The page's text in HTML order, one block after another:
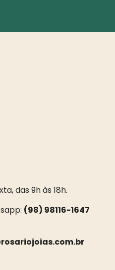
das 9h às 18h.
(98) 98116-1647